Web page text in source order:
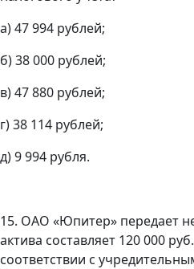
а) 47 994 рублей;
б) 38 000 рублей;
в) 47 880 рублей;
г) 38 114 рублей;
д) 9 994 рубля.
15. ОАО «Юпитер» передает
актива составляет 120 000
соответствии с